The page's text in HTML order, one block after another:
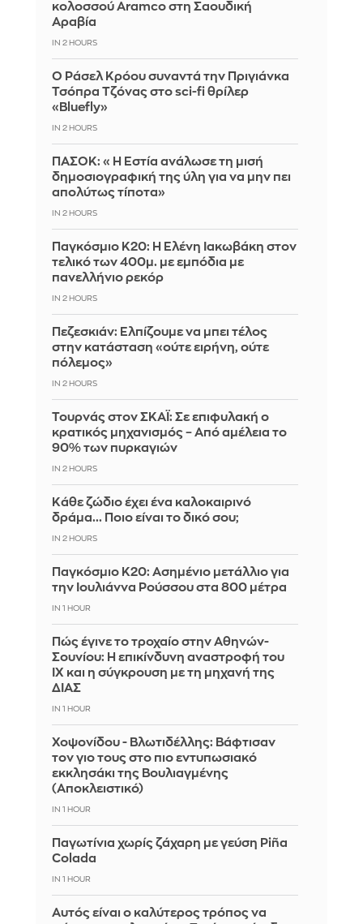
κολοσσού Aramco στη Σαουδική
Αραβία
IN 2 HOURS
Ο Ράσελ Κρόου συναντά την Πριγιάνκα
Τσόπρα Τζόνας στο sci-fi θρίλερ
«Bluefly»
IN 2 HOURS
ΠΑΣΟΚ: «Η Εστία ανάλωσε τη μισή
δημοσιογραφική της ύλη για να μην πει
απολύτως τίποτα»
IN 2 HOURS
Παγκόσμιο Κ20: Η Ελένη Ιακωβάκη στον
τελικό των 400μ. με εμπόδια με
πανελλήνιο ρεκόρ
IN 2 HOURS
Πεζεσκιάν: Ελπίζουμε να μπει τέλος
στην κατάσταση «ούτε ειρήνη, ούτε
πόλεμος»
IN 2 HOURS
Τουρνάς στον ΣΚΑΪ: Σε επιφυλακή ο
κρατικός μηχανισμός – Από αμέλεια το
90% των πυρκαγιών
IN 2 HOURS
Κάθε ζώδιο έχει ένα καλοκαιρινό
δράμα... Ποιο είναι το δικό σου;
IN 2 HOURS
Παγκόσμιο Κ20: Ασημένιο μετάλλιο για
την Ιουλιάννα Ρούσσου στα 800 μέτρα
IN 1 HOUR
Πώς έγινε το τροχαίο στην Αθηνών-
Σουνίου: Η επικίνδυνη αναστροφή του
ΙΧ και η σύγκρουση με τη μηχανή της
ΔΙΑΣ
IN 1 HOUR
Χοψονίδου - Βλωτιδέλλης: Βάφτισαν
τον γιο τους στο πιο εντυπωσιακό
εκκλησάκι της Βουλιαγμένης
(Αποκλειστικό)
IN 1 HOUR
Παγωτίνια χωρίς ζάχαρη με γεύση Piña
Colada
IN 1 HOUR
Αυτός είναι ο καλύτερος τρόπος να